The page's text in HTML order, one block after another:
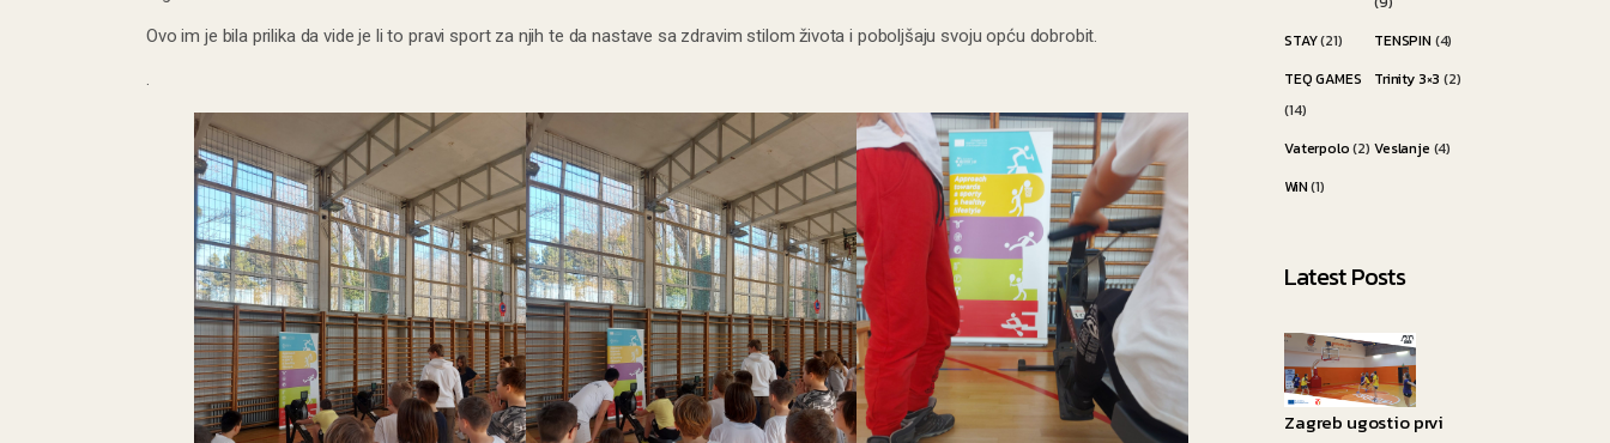
Ovo im je bila prilika da vide je li to pravi sport za njih te da nastave sa zdravim stilom života i poboljšaju svoju opću dobrobit.
.
STAY(21) TENSPIN (4)
TEQ GAMES
(14)
Trinity 3×3 (2)
Vaterpolo(2) Veslanje (4)
WiN(1)
Latest Posts
Zagreb ugostio prvi